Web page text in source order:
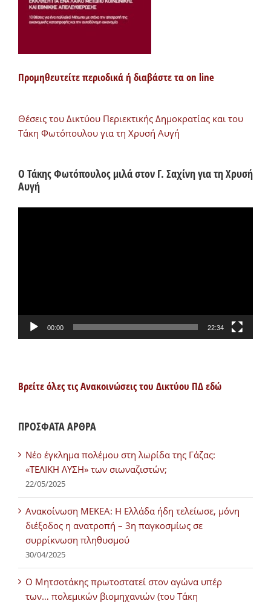
Προμηθευτείτε περιοδικά ή διαβάστε τα on line
Θέσεις του Δικτύου Περιεκτικής Δημοκρατίας και του
Τάκη Φωτόπουλου για τη Χρυσή Αυγή
Ο Τάκης Φωτόπουλος μιλά στον Γ. Σαχίνη για τη Χρυσή
Αυγή
00:00 22:34
Βρείτε όλες τις Ανακοινώσεις του Δικτύου ΠΔ εδώ
ΠΡΟΣΦΑΤΑ ΑΡΘΡΑ
Νέο έγκλημα πολέμου στη λωρίδα της Γάζας:
«ΤΕΛΙΚΗ ΛΥΣΗ» των σιωναζιστών;
22/05/2025
Ανακοίνωση ΜΕΚΕΑ: Η Ελλάδα ήδη τελείωσε, μόνη
διέξοδος η ανατροπή – 3η παγκοσμίως σε
συρρίκνωση πληθυσμού
30/04/2025
Ο Μητσοτάκης πρωτοστατεί στον αγώνα υπέρ
των… πολεμικών βιομηχανιών (του Τάκη